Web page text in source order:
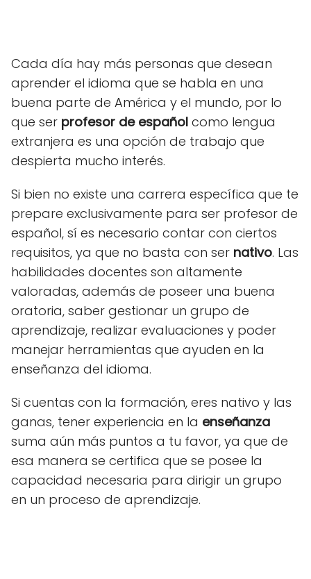
Cada día hay más personas que desean
aprender el idioma que se habla en una
buena parte de América y el mundo, por lo
que ser profesor de español como lengua
extranjera es una opción de trabajo que
despierta mucho interés.
Si bien no existe una carrera específica que te
prepare exclusivamente para ser profesor de
español, sí es necesario contar con ciertos
requisitos, ya que no basta con ser nativo. Las
habilidades docentes son altamente
valoradas, además de poseer una buena
oratoria, saber gestionar un grupo de
aprendizaje, realizar evaluaciones y poder
manejar herramientas que ayuden en la
enseñanza del idioma.
Si cuentas con la formación, eres nativo y las
ganas, tener experiencia en la enseñanza
suma aún más puntos a tu favor, ya que de
esa manera se certifica que se posee la
capacidad necesaria para dirigir un grupo
en un proceso de aprendizaje.